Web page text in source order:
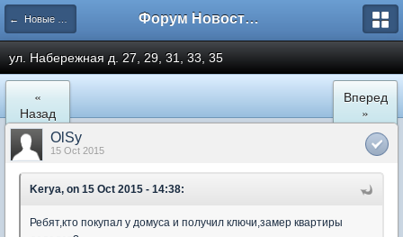
← Новые Водники Форум Новостройки
ул. Набережная д. 27, 29, 31, 33, 35
«
Назад
Вперед
»
OlSy
15 Oct 2015
Kerya, on 15 Oct 2015 - 14:38:
Ребят,кто покупал у домуса и получил ключи,замер квартиры